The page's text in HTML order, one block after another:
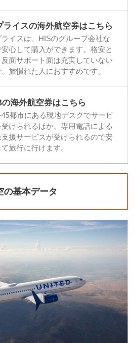
ライスの海外航空券はこちら
ライスは、HISのグループ会社な
心して購入ができます。格安と
反面サポート面は充実していない
旅慣れた人におすすめです。
の海外航空券はこちら
45都市にある現地デスクでサービ
受けられるほか、専用電話による
支援サービスが受けられるので安
旅行に行けます。
の基本データ